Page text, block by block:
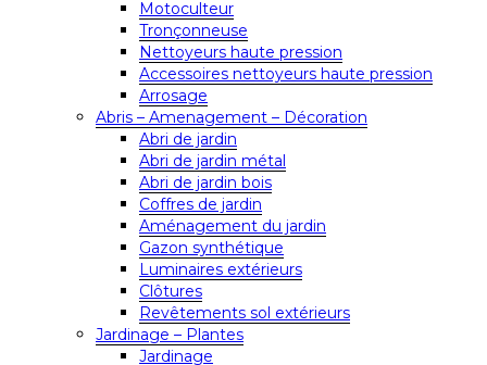
Motoculteur
Tronçonneuse
Nettoyeurs haute pression
Accessoires nettoyeurs haute pression
Arrosage
Abris – Amenagement – Décoration
Abri de jardin
Abri de jardin métal
Abri de jardin bois
Coffres de jardin
Aménagement du jardin
Gazon synthétique
Luminaires extérieurs
Clôtures
Revêtements sol extérieurs
Jardinage – Plantes
Jardinage